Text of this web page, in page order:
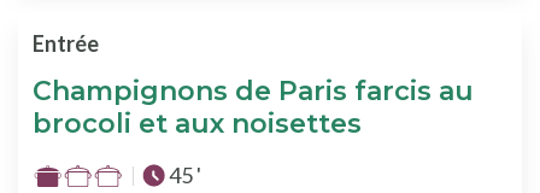
sur
Champignons de Paris farcis au
brocoli et aux noisettes
Entrée
Difficulté
Temps total :
45 '